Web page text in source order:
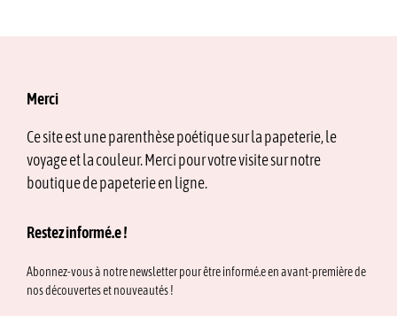
Merci
Ce site est une parenthèse poétique sur la papeterie, le
voyage et la couleur. Merci pour votre visite sur notre
boutique de papeterie en ligne.
Restez informé.e !
Abonnez-vous à notre newsletter pour être informé.e en avant-première de
nos découvertes et nouveautés !